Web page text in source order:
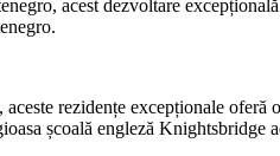
acest dezvoltare
rezidențe excepționale
școală engleză